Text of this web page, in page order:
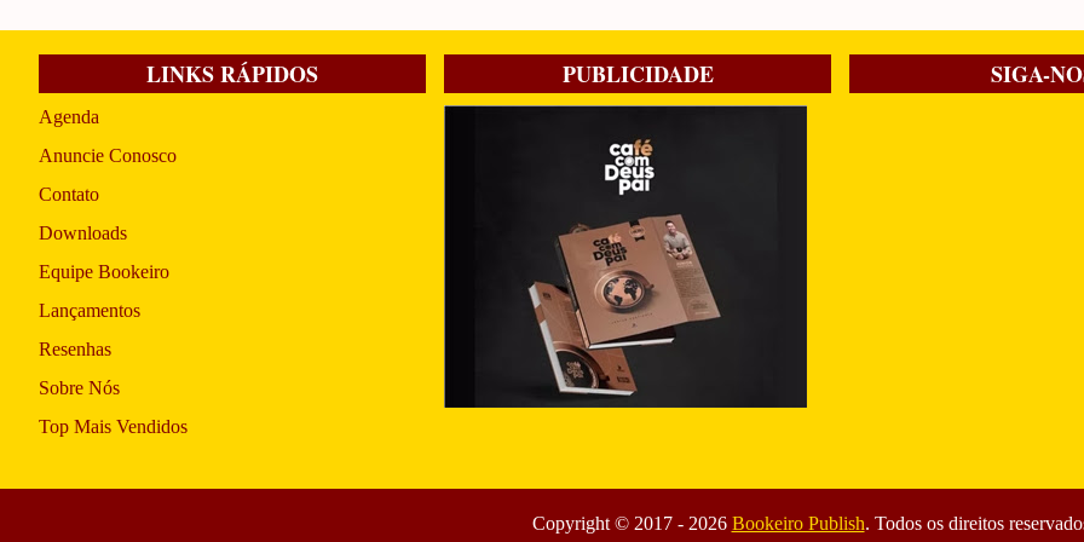
LINKS RÁPIDOS
Agenda
Anuncie Conosco
Contato
Downloads
Equipe Bookeiro
Lançamentos
Resenhas
Sobre Nós
Top Mais Vendidos
PUBLICIDADE SIGA-
Copyright © 2017 - 2026 Bookeiro Publish. Todos os direitos